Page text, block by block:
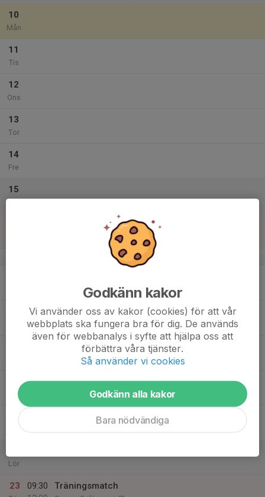
10
Mån
11
Tis
12
Ons
13
Tor
14
Fre
15
v.34
Tor
Lör
23
09:30
Träningsmatch
Godkänn kakor
Vi använder oss av kakor (cookies) för att vår
webbplats ska fungera bra för dig. De används
även för webbanalys i syfte att hjälpa oss att
förbättra våra tjänster.
Så använder vi cookies
Godkänn alla kakor
Bara nödvändiga